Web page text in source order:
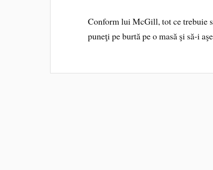
Conform lui McGill, tot ce trebuie
puneţi pe burtă pe o masă şi să‑i